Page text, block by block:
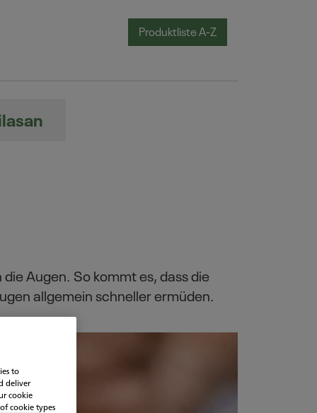
Produktliste A-Z
Augen. So kommt es, dass die
allgemein schneller ermüden.
to
deliver
cookie
cookie types